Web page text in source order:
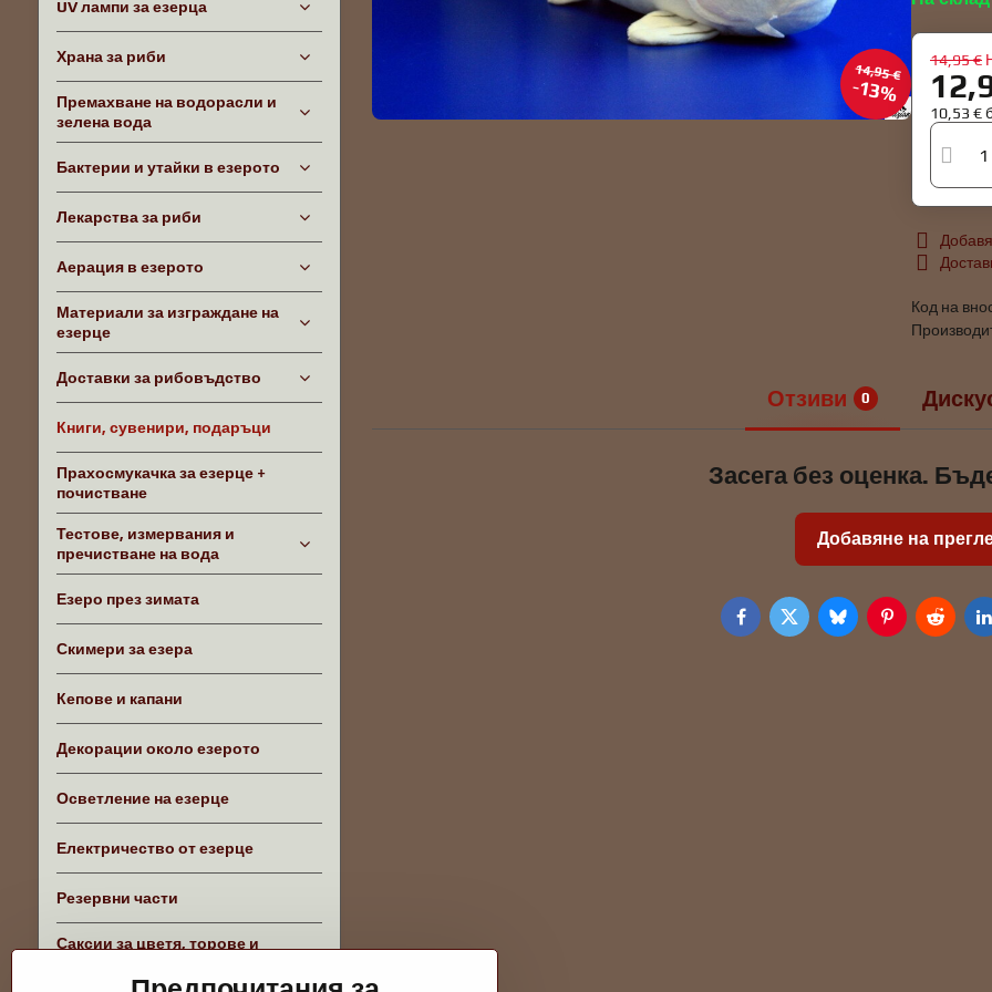
14,95 €
13%
14,95 €
10,53 €
Код на
Отзиви 0
Засега без оценка.
Добавяне на
FacebookTwitterBlueskyPinterestReddit
UV лампи за езерца
Храна за риби
Премахване на водорасли и
зелена вода
Бактерии и утайки в езерото
Лекарства за риби
Аерация в езерото
Материали за изграждане на
езерце
Доставки за рибовъдство
Книги, сувенири, подаръци
Прахосмукачка за езерце +
почистване
Тестове, измервания и
пречистване на вода
Езеро през зимата
Скимери за езера
Кепове и капани
Декорации около езерото
Осветление на езерце
Електричество от езерце
Резервни части
Саксии за цветя, торове и